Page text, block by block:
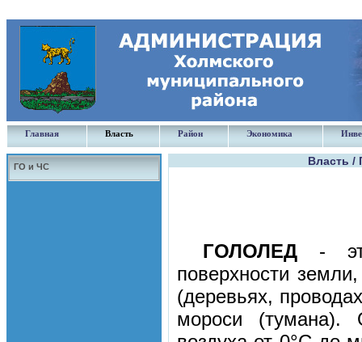
Главная Власть Район Экономика
ГО и ЧС Власть /
ГОЛОЛЕД -
поверхности
(деревьях,
мороси (тумана).